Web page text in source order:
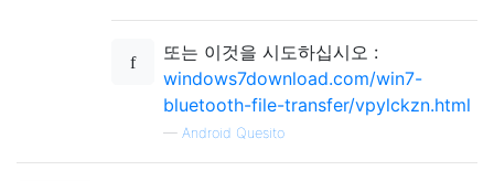
또는 이것을 시도하십시오 :
windows7download.com/win7-
bluetooth-file-transfer/vpylckzn.html
— Android Quesito